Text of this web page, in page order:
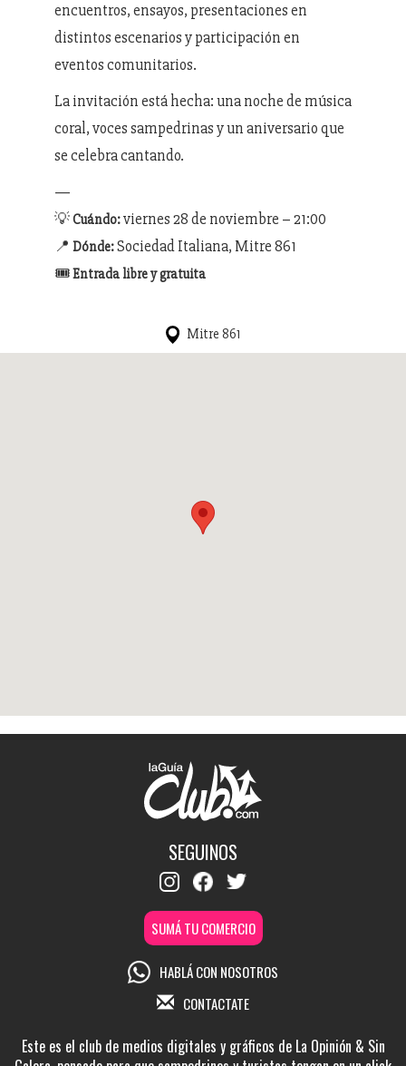
encuentros, ensayos, presentaciones en
distintos escenarios y participación en
eventos comunitarios.
La invitación está hecha: una noche de música
coral, voces sampedrinas y un aniversario que
se celebra cantando.
—
💡Cuándo:viernes 28 de noviembre – 21:00
📍 Dónde:Sociedad Italiana, Mitre 861
🎟Entrada libre y gratuita
Mitre 861
SEGUINOS
SUMÁ TU COMERCIO
HABLÁ CON NOSOTROS
CONTACTATE
Este es el club de medios digitales y gráficos de La Opinión & Sin